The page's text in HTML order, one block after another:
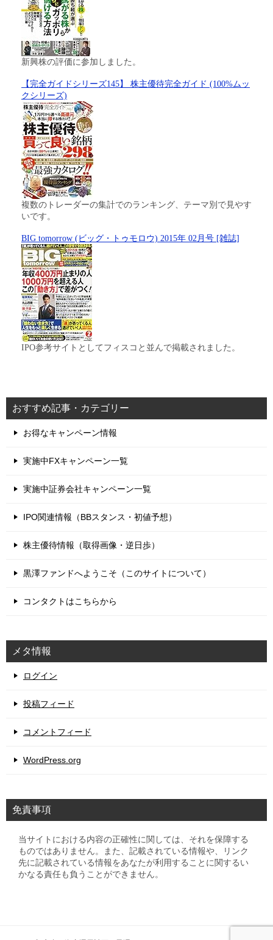
新興株の評価に参加しました。
【完全ガイドシリーズ145】 株主優待完全ガイド (100%ムッ
クシリーズ)
複数のトレーダーの集計でのランキング、テーマ別で見やす
いです。
BIG tomorrow (ビッグ・トゥモロウ) 2015年 02月号 [雑誌]
IPO参考サイトとしてフィスコと並んで掲載されました。
おすすめ記事・カテゴリー
お得なキャンペーン情報
実施中FXキャンペーン一覧
実施中証券会社キャンペーン一覧
IPO関連情報（BBスタンス・初値予想）
株主優待情報（取得画像・逆日歩）
黒澤ファンドへようこそ（このサイトについて）
コンタクトはこちらから
メタ情報
ログイン
投稿フィード
コメントフィード
WordPress.org
免責事項
当サイトにおける内容の正確性に関しては、それを保障する
ものではありません。また、記載されている情報や、リンク
先に記載されている情報をあなたが利用することに関するい
かなる責任も負うことができません。